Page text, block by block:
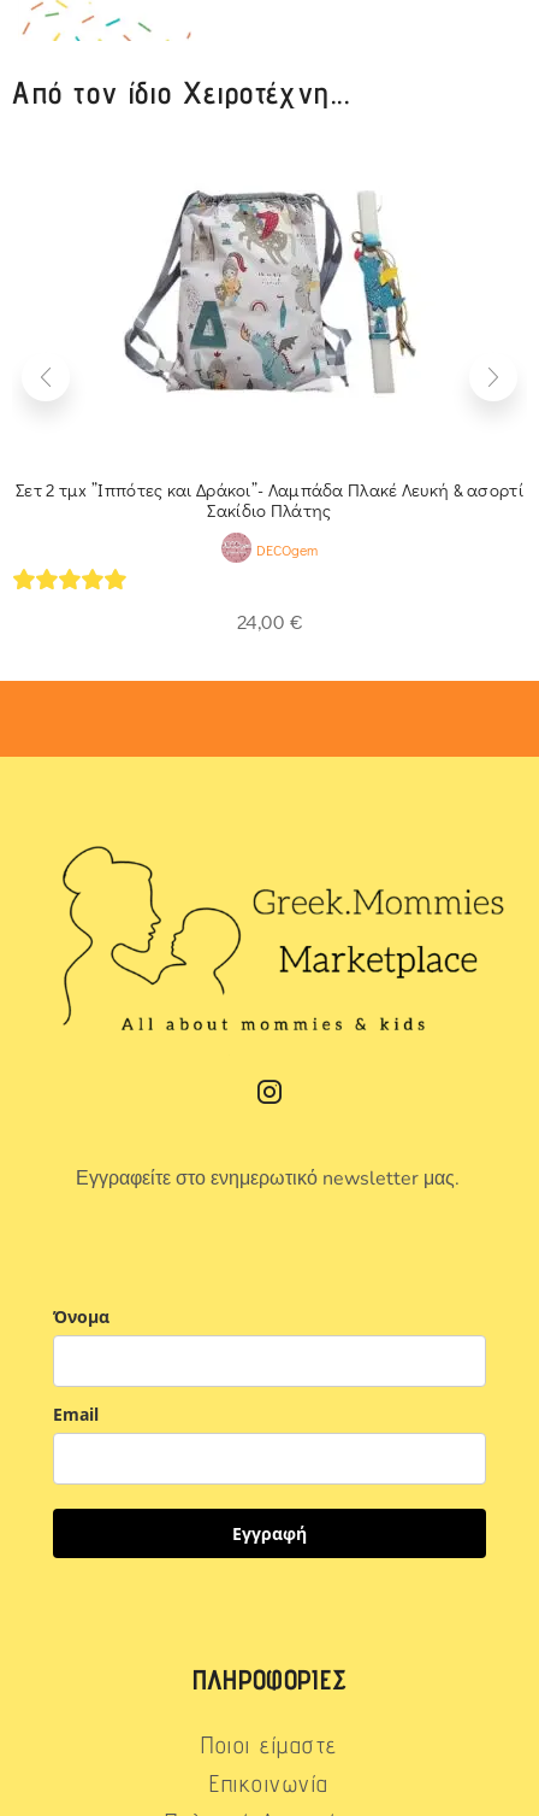
Από τον ίδιο Χειροτέχνη...
Σετ 2 τμx ”Ιππότες και Δράκοι”- Λαμπάδα Πλακέ Λευκή & ασορτί
Σακίδιο Πλάτης
DECOgem
24,00 €
Εγγραφείτε στο ενημερωτικό newsletter μας.
Όνομα
Email
Εγγραφή
ΠΛΗΡΟΦΟΡΊΕΣ
Ποιοι είμαστε
Επικοινωνία